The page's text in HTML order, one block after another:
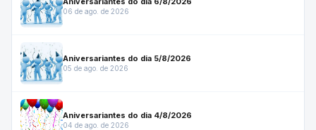
06 de ago. de 2026
Aniversariantes do dia 5/8/2026
05 de ago. de 2026
Aniversariantes do dia 4/8/2026
04 de ago. de 2026